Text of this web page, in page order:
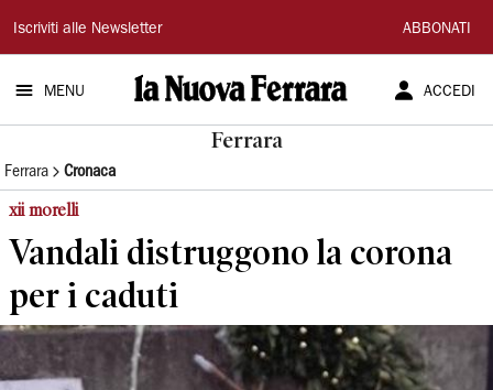
La
Nuova
Ferrara
Iscriviti alle Newsletter ABBONATI
MENU ACCEDI
Ferrara
Ferrara Cronaca
xii morelli
Vandali distruggono la corona
per i caduti